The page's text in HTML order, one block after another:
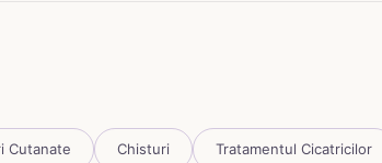
Cutanate Chisturi Tratamentul Cicatricilor